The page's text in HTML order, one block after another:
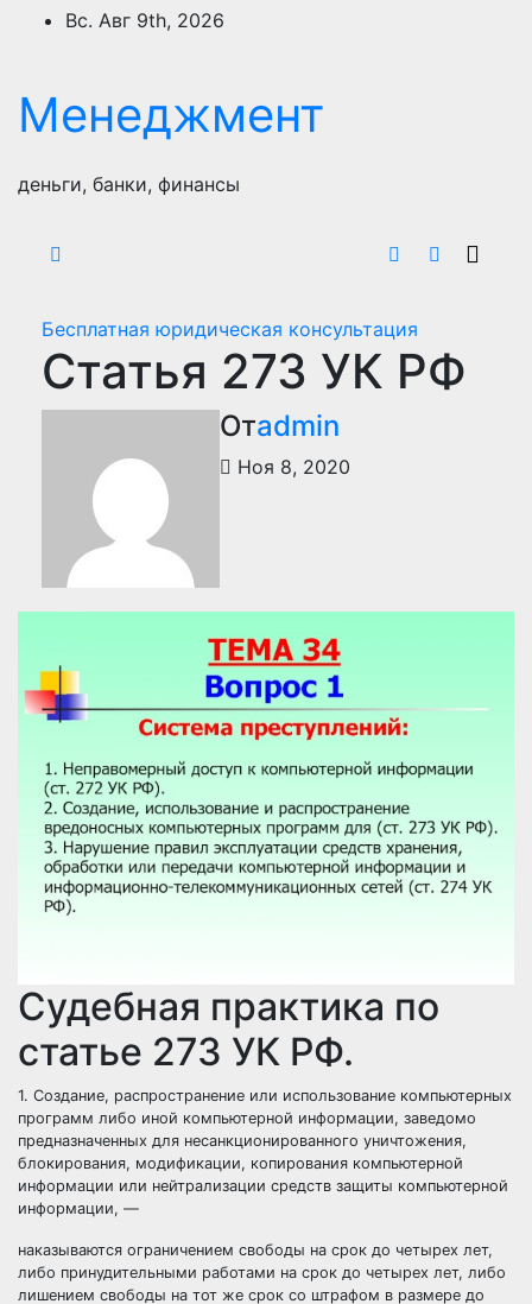
ПерейтиВс. Авг 9th, 2026
Менеджмент
деньги, банки, финансы
Бесплатная юридическая консультация
Статья 273 УК РФ
Отadmin
Ноя 8, 2020
Судебная практика по
статье 273 УК РФ.
1. Создание, распространение или использование компьютерных
программ либо иной компьютерной информации, заведомо
предназначенных для несанкционированного уничтожения,
блокирования, модификации, копирования компьютерной
информации или нейтрализации средств защиты компьютерной
информации, —
наказываются ограничением свободы на срок до четырех лет,
либо принудительными работами на срок до четырех лет, либо
лишением свободы на тот же срок со штрафом в размере до